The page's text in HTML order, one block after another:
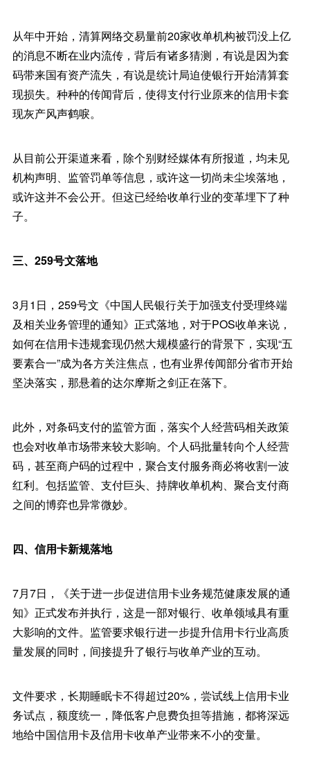
从年中开始，清算网络交易量前20家收单机构被罚没上亿
的消息不断在业内流传，背后有诸多猜测，有说是因为套
码带来国有资产流失，有说是统计局迫使银行开始清算套
现损失。种种的传闻背后，使得支付行业原来的信用卡套
现灰产风声鹤唳。
从目前公开渠道来看，除个别财经媒体有所报道，均未见
机构声明、监管罚单等信息，或许这一切尚未尘埃落地，
或许这并不会公开。但这已经给收单行业的变革埋下了种
子。
三、259号文落地
3月1日，259号文《中国人民银行关于加强支付受理终端
及相关业务管理的通知》正式落地，对于POS收单来说，
如何在信用卡违规套现仍然大规模盛行的背景下，实现“五
要素合一”成为各方关注焦点，也有业界传闻部分省市开始
坚决落实，那悬着的达尔摩斯之剑正在落下。
此外，对条码支付的监管方面，落实个人经营码相关政策
也会对收单市场带来较大影响。个人码批量转向个人经营
码，甚至商户码的过程中，聚合支付服务商必将收割一波
红利。包括监管、支付巨头、持牌收单机构、聚合支付商
之间的博弈也异常微妙。
四、信用卡新规落地
7月7日，《关于进一步促进信用卡业务规范健康发展的通
知》正式发布并执行，这是一部对银行、收单领域具有重
大影响的文件。监管要求银行进一步提升信用卡行业高质
量发展的同时，间接提升了银行与收单产业的互动。
文件要求，长期睡眠卡不得超过20%，尝试线上信用卡业
务试点，额度统一，降低客户息费负担等措施，都将深远
地给中国信用卡及信用卡收单产业带来不小的变量。